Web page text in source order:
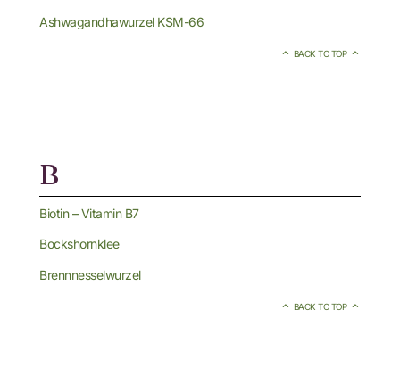
Ashwagandhawurzel KSM-66
BACK TO TOP
B
Biotin – Vitamin B7
Bockshornklee
Brennnesselwurzel
BACK TO TOP